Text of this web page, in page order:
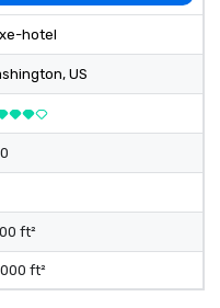
hotel
, US
ft²
ft²